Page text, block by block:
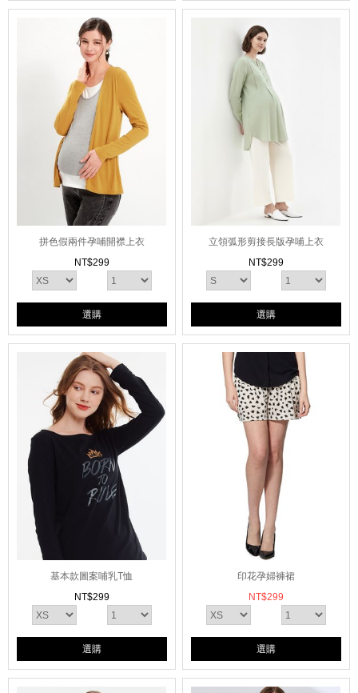
拼色假兩件孕哺開襟上衣
NT$299
選購
立領弧形剪接長版孕哺上衣
NT$299
選購
基本款圖案哺乳T恤
NT$299
選購
印花孕婦褲裙
NT$299
選購